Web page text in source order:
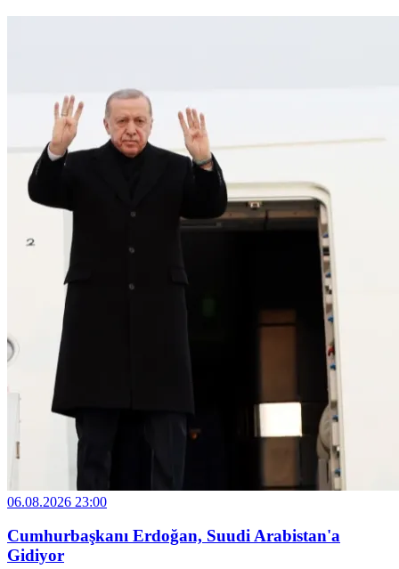
06.08.2026 23:00
Cumhurbaşkanı Erdoğan, Suudi Arabistan'a
Gidiyor